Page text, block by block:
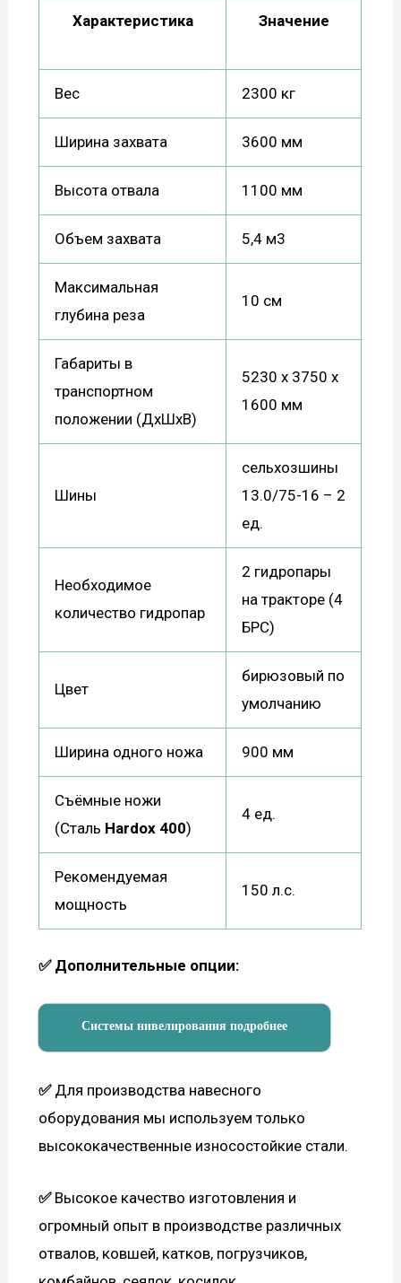
Характеристика Значение
Вес 2300 кг
Ширина захвата 3600 мм
Высота отвала 1100 мм
Объем захвата 5,4 м3
Максимальная
глубина реза
10 см
Габариты в
транспортном
положении (ДхШхВ)
5230 х 3750 х
1600 мм
Шины
сельхозшины
13.0/75-16 – 2
ед.
Необходимое
количество гидропар
2 гидропары
на тракторе (4
БРС)
Цвет
бирюзовый по
умолчанию
Ширина одного ножа 900 мм
Съёмные ножи
(Сталь Hardox 400)
4 ед.
Рекомендуемая
мощность
150 л.с.
✅ Дополнительные опции:
Системы нивелирования подробнее
✅ Для производства навесного
оборудования мы используем только
высококачественные износостойкие стали.
✅Высокое качество изготовления и
огромный опыт в производстве различных
отвалов, ковшей, катков, погрузчиков,